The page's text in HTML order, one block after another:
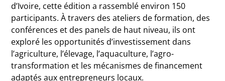
d’Ivoire, cette édition a rassemblé environ 150
participants. À travers des ateliers de formation, des
conférences et des panels de haut niveau, ils ont
exploré les opportunités d’investissement dans
l’agriculture, l’élevage, l’aquaculture, l’agro-
transformation et les mécanismes de financement
adaptés aux entrepreneurs locaux.